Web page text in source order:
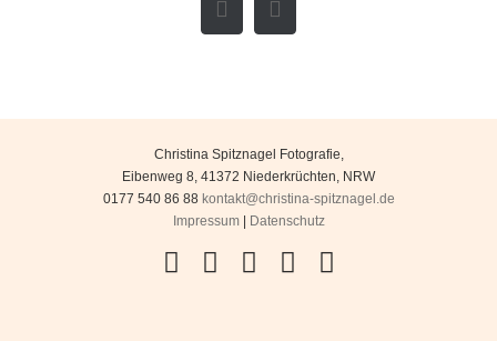
Facebook
E-
Mail
Christina Spitznagel Fotografie
Eibenweg 8 41372 Niederkrüchten NRW
0177 540 86 88 kontakt@christina-spitznagel.de
Impressum| Datenschutz
Facebook
Instagram
YouTube
Flickr